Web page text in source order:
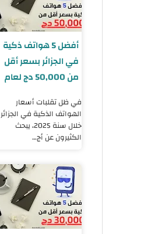
أفضل 5 هواتف ذكية
في الجزائر بسعر أقل
من 50,000 دج لعام
في ظل تقلبات أسعار
الهواتف الذكية في الجزائر
خلال سنة 2025، يبحث
الكثيرون عن أج…